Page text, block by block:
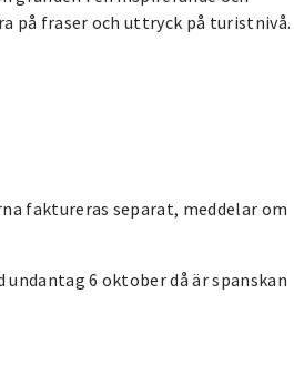
på fraser och uttryck på turistnivå.
faktureras separat, meddelar om
6 oktober då är spanskan